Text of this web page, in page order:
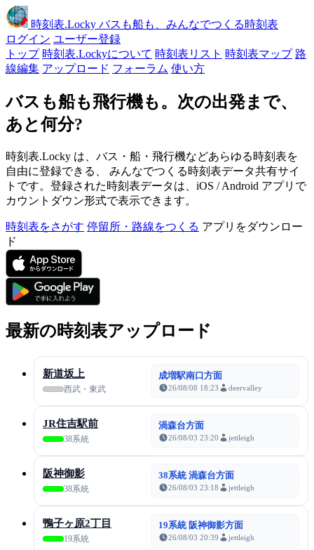
時刻表.Locky バスも船も、みんなでつくる時刻表
ログイン ユーザー登録
トップ 時刻表.Lockyについて 時刻表リスト 時刻表マップ 路
線編集 アップロード フォーラム 使い方
バスも船も飛行機も。次の出発まで、
あと何分?
時刻表.Locky は、バス・船・飛行機などあらゆる時刻表を
自由に登録できる、 みんなでつくる時刻表データ共有サイ
トです。登録された時刻表データは、iOS / Android アプリで
カウントダウン形式で表示できます。
時刻表をさがす 停留所・路線をつくる アプリをダウンロー
ド
最新の時刻表アップロード
新道坂上
西武・東武
成増駅南口方面
26/08/08 18:23 deervalley
JR住吉駅前
38系統
渦森台方面
26/08/03 23:20 jettleigh
阪神御影
38系統
38系統 渦森台方面
26/08/03 23:18 jettleigh
鴨子ヶ原2丁目
19系統
19系統 阪神御影方面
26/08/03 20:39 jettleigh